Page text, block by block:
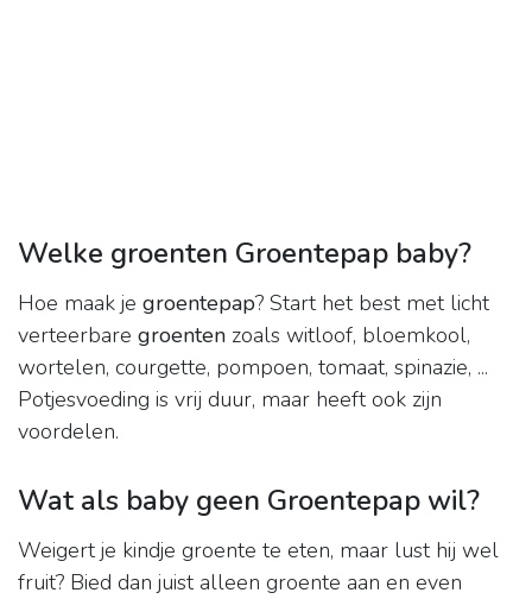
Welke groenten Groentepap baby?
Hoe maak je groentepap? Start het best met licht
verteerbare groenten zoals witloof, bloemkool,
wortelen, courgette, pompoen, tomaat, spinazie, ...
Potjesvoeding is vrij duur, maar heeft ook zijn
voordelen.
Wat als baby geen Groentepap wil?
Weigert je kindje groente te eten, maar lust hij wel
fruit? Bied dan juist alleen groente aan en even